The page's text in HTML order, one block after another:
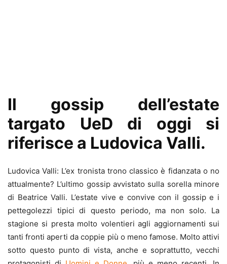
Il gossip dell’estate
targato UeD di oggi si
riferisce a Ludovica Valli.
Ludovica Valli: L’ex tronista trono classico è fidanzata o no
attualmente? L’ultimo gossip avvistato sulla sorella minore
di Beatrice Valli. L’estate vive e convive con il gossip e i
pettegolezzi tipici di questo periodo, ma non solo. La
stagione si presta molto volentieri agli aggiornamenti sui
tanti fronti aperti da coppie più o meno famose. Molto attivi
sotto questo punto di vista, anche e soprattutto, vecchi